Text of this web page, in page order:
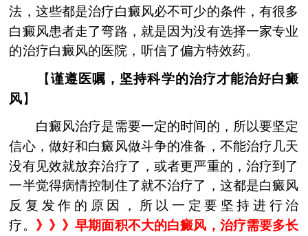
法，这些都是治疗白癜风必不可少的条件，有很多
白癜风患者走了弯路，就是因为没有选择一家专业
的治疗白癜风的医院，听信了偏方特效药。
【谨遵医嘱，坚持科学的治疗才能治好白癜
风】
白癜风治疗是需要一定的时间的，所以要坚定
信心，做好和白癜风做斗争的准备，不能治疗几天
没有见效就放弃治疗了，或者更严重的，治疗到了
一半觉得病情控制住了就不治疗了，这都是白癜风
反复发作的原因，所以一定要坚持进行治
疗。 》》》早期面积不大的白癜风，治疗需要多长